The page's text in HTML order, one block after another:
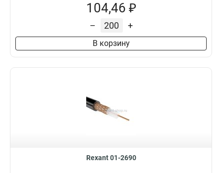
104,46 ₽
– +
В корзину
Rexant 01-2690